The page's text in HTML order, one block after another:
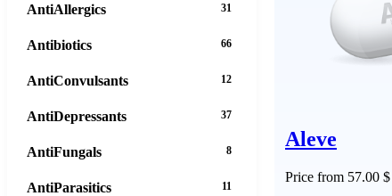
Aleve
Price from 57.00 $
AntiAllergics 31
Antibiotics 66
AntiConvulsants 12
AntiDepressants 37
AntiFungals 8
AntiParasitics 11